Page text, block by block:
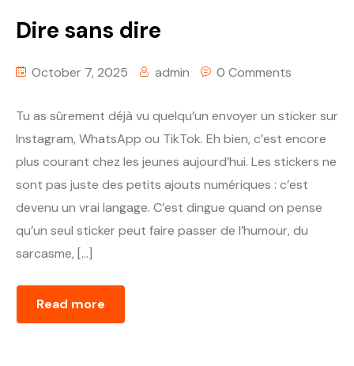
Dire sans dire
October 7, 2025 admin 0 Comments
Tu as sûrement déjà vu quelqu’un envoyer un sticker sur
Instagram, WhatsApp ou TikTok. Eh bien, c’est encore
plus courant chez les jeunes aujourd’hui. Les stickers ne
sont pas juste des petits ajouts numériques : c’est
devenu un vrai langage. C’est dingue quand on pense
qu’un seul sticker peut faire passer de l’humour, du
sarcasme, […]
Read more